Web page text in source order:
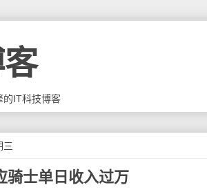
的IT科技博客
三
骑士单日收入过万